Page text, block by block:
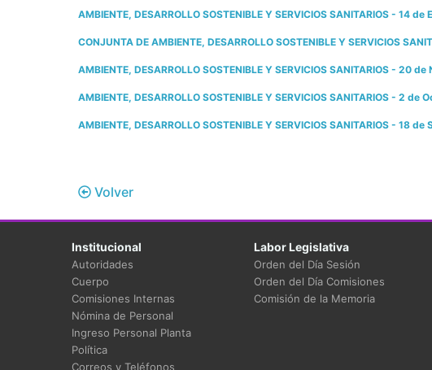
AMBIENTE, DESARROLLO SOSTENIBLE Y SERVICIOS SANITARIOS - 14
CONJUNTA DE AMBIENTE, DESARROLLO SOSTENIBLE Y SERVICIOS
AMBIENTE, DESARROLLO SOSTENIBLE Y SERVICIOS SANITARIOS - 20
AMBIENTE, DESARROLLO SOSTENIBLE Y SERVICIOS SANITARIOS - 2
AMBIENTE, DESARROLLO SOSTENIBLE Y SERVICIOS SANITARIOS - 18
Volver
Institucional
Autoridades
Cuerpo
Comisiones Internas
Nómina de Personal
Ingreso Personal Planta
Política
Correos y Teléfonos
Labor Legislativa
Orden del Día Sesión
Orden del Día Comisiones
Comisión de la Memoria